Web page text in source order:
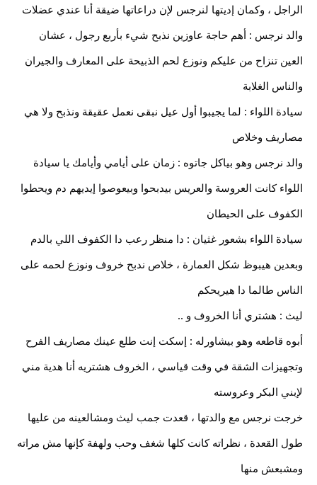
الراجل ، وكمان إديتها لنرجس لإن دراعاتها ضيقة أنا عندي عضلات
والد نرجس : أهم حاجة عاوزين نذبح شيء بأربع رجول ، عشان
العين تنزاح من عليكم ونوزع لحم الذبيحة على المعارف والجيران
والناس الغلابة
سيادة اللواء : لما يجيبوا أول عيل نبقى نعمل عقيقة ونذبح ولا هي
مصاريف وخلاص
والد نرجس وهو بياكل جاتوه : زمان على أيامي وأيامك يا سيادة
اللواء كانت العروسة والعريس بيدبحوا وبيعوصوا إيديهم دم ويحطوا
الكفوف على الحيطان
سيادة اللواء بشعور غثيان : دا منظر رعب دا الكفوف اللي بالدم
وبعدين هيبوظ شكل العمارة ، خلاص ندبح خروف ونوزع لحمه على
الناس طالما دا هيريحكم
ليث : هشتري أنا الخروف و ..
أبوه قاطعه وهو بيشاورله : إسكت إنت طلع عينك مصاريف الفرح
وتجهيزات الشقة في وقت قياسي ، الخروف هشتريه أنا هدية مني
لإبني البكر وعروسته
خرجت نرجس مع والدتها ، قعدت جمب ليث ومشالعينه من عليها
طول القعدة ، نظراته كانت كلها شغف وحب ولهفة كإنها مش مراته
ومشبعش منها